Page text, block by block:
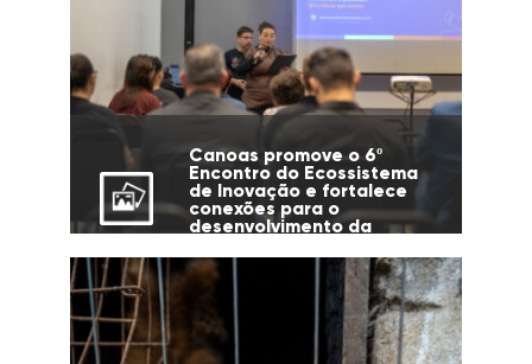
Canoas promove o 6º
Encontro do Ecossistema
de Inovação e fortalece
conexões para o
desenvolvimento da